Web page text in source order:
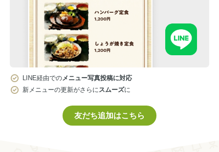
LINE経由でのメニュー写真投稿に対応
新メニューの更新がさらにスムーズに
友だち追加はこちら